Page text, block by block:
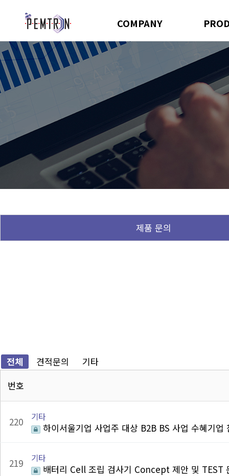
COMPANY
제품 문의
전체 견적문의
기타
번호
220 기타
하이서울기업 사업주 대상 B2B BS 사업 수혜기업
219 기타
배터리 Cell 조립 검사기 Concept 제안 및 TEST